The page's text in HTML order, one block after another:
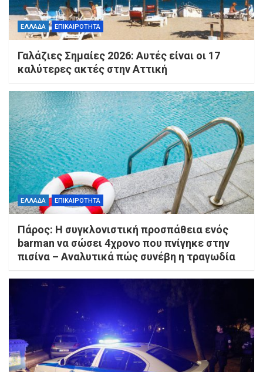
ΕΛΛΑΔΑ ΕΠΙΚΑΙΡΟΤΗΤΑ
Γαλάζιες Σημαίες 2026: Αυτές είναι οι 17
καλύτερες ακτές στην Αττική
ΕΛΛΑΔΑ ΕΠΙΚΑΙΡΟΤΗΤΑ
Πάρος: Η συγκλονιστική προσπάθεια ενός
barman να σώσει 4χρονο που πνίγηκε στην
πισίνα – Αναλυτικά πώς συνέβη η τραγωδία